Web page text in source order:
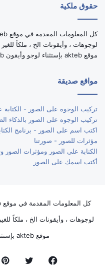
حقوق ملكية
لوجوهات ، وأيقونات الخ ، ملكاً
موقع akteb بإستثناء لوجو وأيقون akteb.
مواقع صديقة
تركيب الوجوه على الصور -
تركيب الوجوه على الصور بالذكاء
اكتب اسم على الصور - برنامج
مؤثرات للصور - صورتنا
الكتابة على الصور ومؤثرات
أكتب اسمك على الصور
لوجوهات ، وأيقونات الخ ، ملكاً
موقع akteb بإستثناء لوجو وأيقون akteb.
فيسبوك تويتر